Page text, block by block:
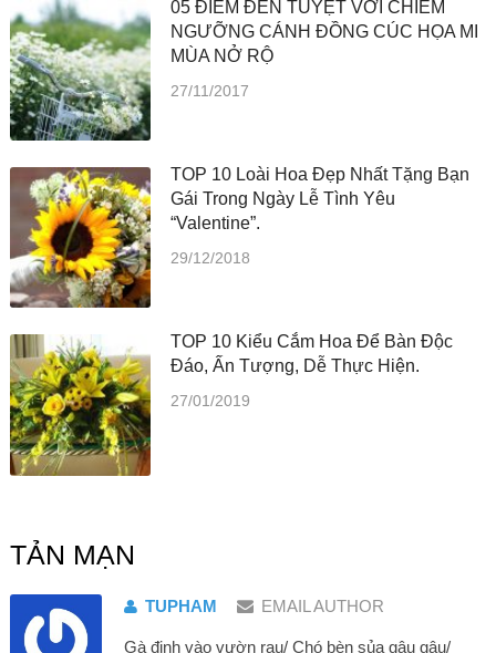
05 ĐIỂM ĐẾN TUYỆT VỜI CHIÊM
NGƯỠNG CÁNH ĐỒNG CÚC HỌA MI
MÙA NỞ RỘ
27/11/2017
TOP 10 Loài Hoa Đẹp Nhất Tặng Bạn
Gái Trong Ngày Lễ Tình Yêu
“Valentine”.
29/12/2018
TOP 10 Kiểu Cắm Hoa Để Bàn Độc
Đáo, Ấn Tượng, Dễ Thực Hiện.
27/01/2019
TẢN MẠN
TUPHAM EMAIL AUTHOR
Gà định vào vườn rau/ Chó bèn sủa gâu gâu/